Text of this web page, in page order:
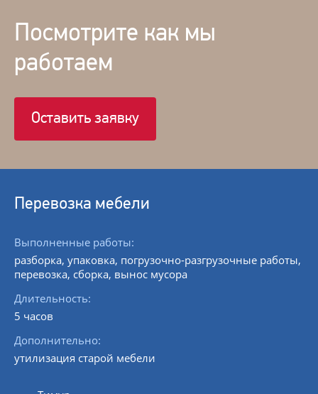
Посмотрите как мы
работаем
Оставить заявку
Перевозка мебели
Выполненные работы:
разборка, упаковка, погрузочно-разгрузочные работы,
перевозка, сборка, вынос мусора
Длительность:
5 часов
Дополнительно:
утилизация старой мебели